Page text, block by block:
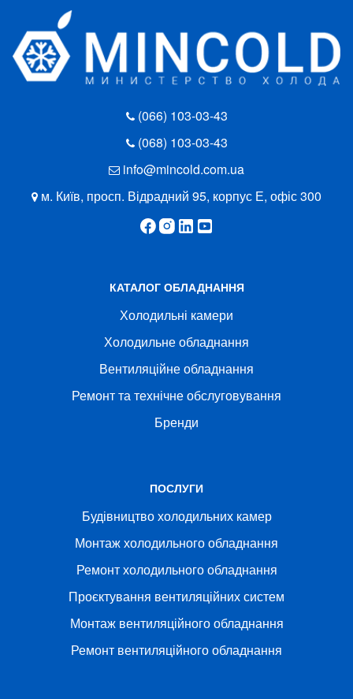
(066) 103-03-43
(068) 103-03-43
info@mincold.com.ua
м. Київ, просп. Відрадний 95, корпус Е, офіс 300
КАТАЛОГ ОБЛАДНАННЯ
Холодильні камери
Холодильне обладнання
Вентиляційне обладнання
Ремонт та технічне обслуговування
Бренди
ПОСЛУГИ
Будівництво холодильних камер
Монтаж холодильного обладнання
Ремонт холодильного обладнання
Проєктування вентиляційних систем
Монтаж вентиляційного обладнання
Ремонт вентиляційного обладнання